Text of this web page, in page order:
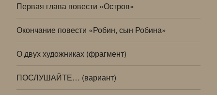
Первая глава повести «Остров»
Окончание повести «Робин, сын Робина»
О двух художниках (фрагмент)
ПОСЛУШАЙТЕ… (вариант)